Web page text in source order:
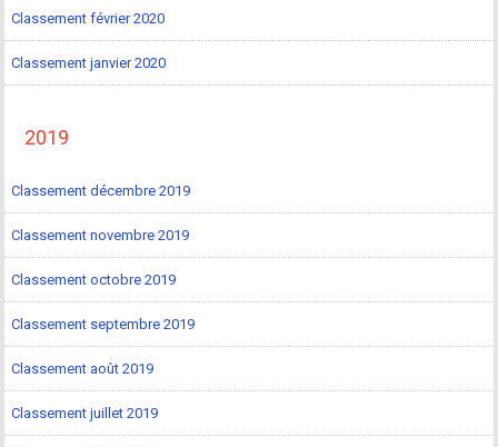
Classement février 2020
Classement janvier 2020
2019
Classement décembre 2019
Classement novembre 2019
Classement octobre 2019
Classement septembre 2019
Classement août 2019
Classement juillet 2019